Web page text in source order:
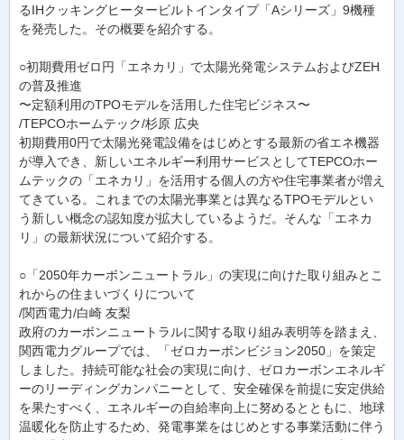
るIHクッキングヒータービルトインタイプ「Aシリーズ」9機種
を発売した。その概要を紹介する。
○初期費用ゼロ円「エネカリ」で太陽光発電システムおよびZEH
の普及推進
〜定額利用のTPOモデルを活用した住宅ビジネス〜
/TEPCOホームテック/杉原 広央
初期費用0円で太陽光発電設備をはじめとする最新の省エネ機器
が導入でき、新しいエネルギー利用サービスとしてTEPCOホー
ムテックの「エネカリ」を活用する個人の方や住宅事業者が増え
てきている。これまでの太陽光事業とは異なるTPOモデルとい
う新しい概念の認知度が拡大しているようだ。そんな「エネカ
リ」の最新状況について紹介する。
○「2050年カーボンニュートラル」の実現に向けた取り組みとこ
れからの住まいづくりについて
/関西電力/白崎 友梨
政府のカーボンニュートラルに関する取り組み表明等を踏まえ、
関西電力グループでは、「ゼロカーボンビジョン2050」を策定
しました。持続可能な社会の実現に向け、ゼロカーボンエネルギ
ーのリーディングカンパニーとして、安全確保を前提に安定供給
を果たすべく、エネルギーの自給率向上に努めるとともに、地球
温暖化を防止するため、発電事業をはじめとする事業活動に伴う